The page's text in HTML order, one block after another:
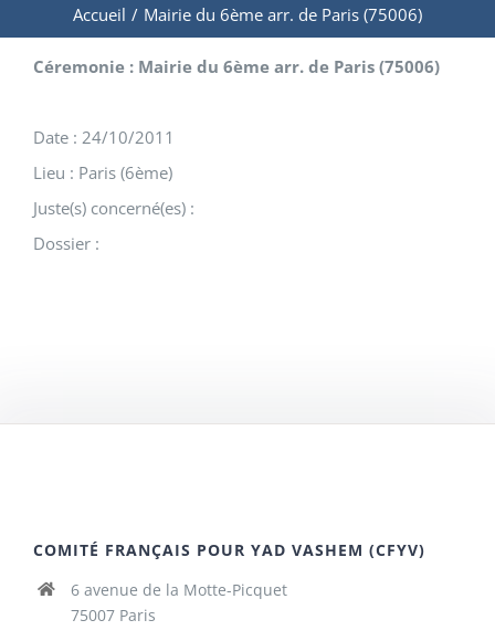
Accueil / Mairie du 6ème arr. de Paris (75006)
Céremonie : Mairie du 6ème arr. de Paris (75006)
Date : 24/10/2011
Lieu : Paris (6ème)
Juste(s) concerné(es) :
Dossier :
COMITÉ FRANÇAIS POUR YAD VASHEM (CFYV)
6 avenue de la Motte-Picquet
75007 Paris